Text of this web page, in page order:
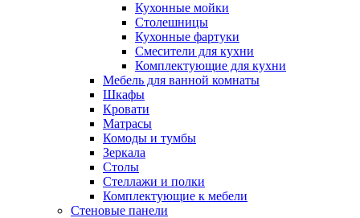
Кухонные мойки
Столешницы
Кухонные фартуки
Смесители для кухни
Комплектующие для кухни
Мебель для ванной комнаты
Шкафы
Кровати
Матрасы
Комоды и тумбы
Зеркала
Столы
Стеллажи и полки
Комплектующие к мебели
Стеновые панели